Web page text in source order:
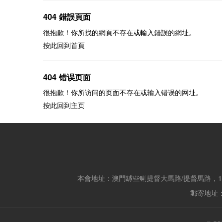
404 錯誤頁面
很抱歉！你所找的網頁不存在或輸入錯誤的網址。
按此回到首頁
404 错误页面
很抱歉！你所访问的页面不存在或输入错误的网址。
按此回到主页
本會地址：澳門罅些喇提督大馬路/提督馬路
郵寄地址